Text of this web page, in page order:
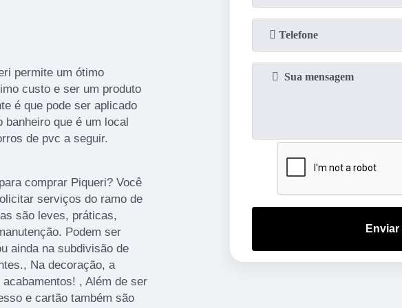
permite um ótimo
custo e ser um produto
é que pode ser aplicado
que é um local
de pvc a seguir.
comprar Piqueri? Você
serviços do ramo de
são leves, práticas,
Podem ser
ainda na subdivisão de
Na decoração, a
, Além de ser
e cartão também são
Enviar